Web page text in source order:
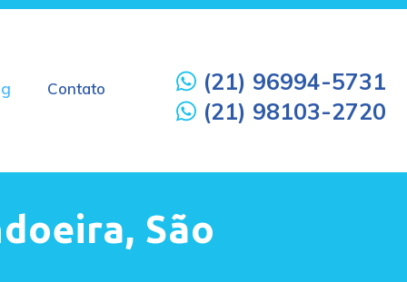
Contato
(21) 96994-5731
(21) 98103-2720
São